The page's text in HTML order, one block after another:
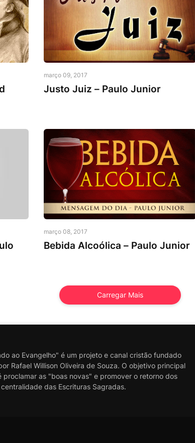
março 09, 2017
Justo Juiz – Paulo Junior
março 08, 2017
Bebida Alcoólica – Paulo Junior
Carregar Mais
ao Evangelho" é um projeto e canal cristão fundado
Rafael Willison Oliveira de Souza. O objetivo principal
proclamar as "boas novas" e promover o retorno dos
das Escrituras Sagradas.